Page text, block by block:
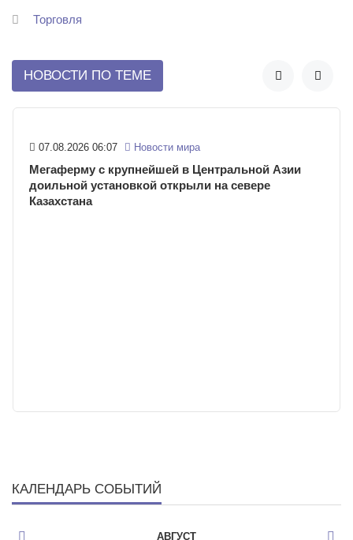
Торговля
НОВОСТИ ПО ТЕМЕ  
07.08.2026 06:07 Новости мира
Мегаферму с крупнейшей в Центральной Азии
доильной установкой открыли на севере
Казахстана
КАЛЕНДАРЬ СОБЫТИЙ
АВГУСТ